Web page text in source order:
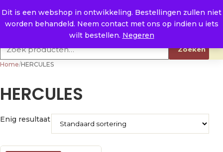
Dit is een webshop in ontwikkeling. Bestellingen zullen niet
worden behandeld. Neem contact met ons op indien u iets
wilt bestellen. Negeren
E. info@raysland.nl
Productcategorieën
Zoeken
Home/HERCULES
HERCULES
Enig resultaat